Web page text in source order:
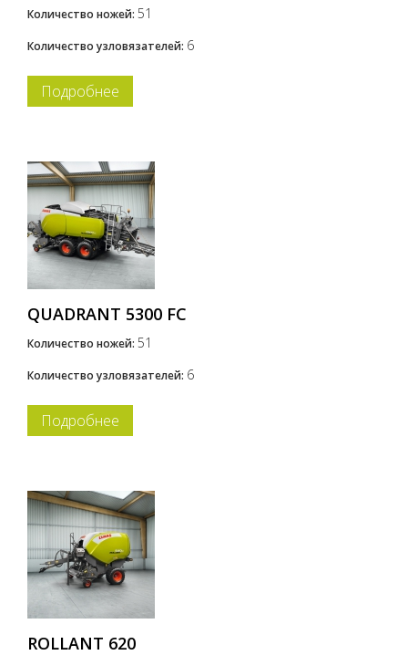
Количество ножей: 51
Количество узловязателей: 6
Подробнее
QUADRANT 5300 FC
Количество ножей: 51
Количество узловязателей: 6
Подробнее
ROLLANT 620